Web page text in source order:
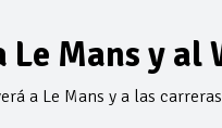
Mans y al
a Le Mans y a las